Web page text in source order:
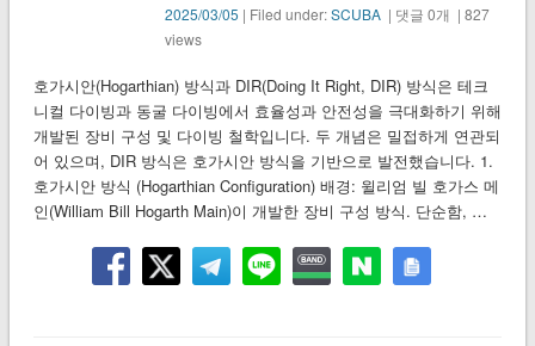
2025/03/05 | Filed under:SCUBA | 댓글 0개 | 827
views
호가시안(Hogarthian) 방식과 DIR(Doing It Right, DIR) 방식은 테크
니컬 다이빙과 동굴 다이빙에서 효율성과 안전성을 극대화하기 위해
개발된 장비 구성 및 다이빙 철학입니다. 두 개념은 밀접하게 연관되
어 있으며, DIR 방식은 호가시안 방식을 기반으로 발전했습니다. 1.
호가시안 방식 (Hogarthian Configuration) 배경: 윌리엄 빌 호가스 메
인(William Bill Hogarth Main)이 개발한 장비 구성 방식. 단순함, …